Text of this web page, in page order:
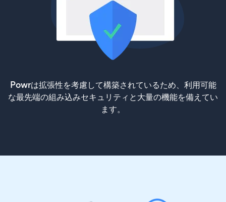
Powrは拡張性を考慮して構築されているため、利用可能
な最先端の組み込みセキュリティと大量の機能を備えてい
ます。